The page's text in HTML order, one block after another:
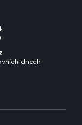
dnech